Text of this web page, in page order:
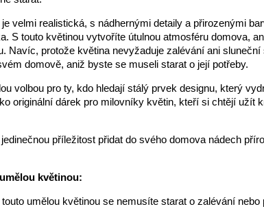
velmi realistická, s nádhernými detaily a přirozenými
S touto květinou vytvoříte útulnou atmosféru domova,
Navíc, protože květina nevyžaduje zalévání ani sluneční
domově, aniž byste se museli starat o její potřeby.
volbou pro ty, kdo hledají stálý prvek designu, který
originální dárek pro milovníky květin, kteří si chtějí užít
příležitost přidat do svého domova nádech
květinou:
umělou květinou se nemusíte starat o zalévání nebo